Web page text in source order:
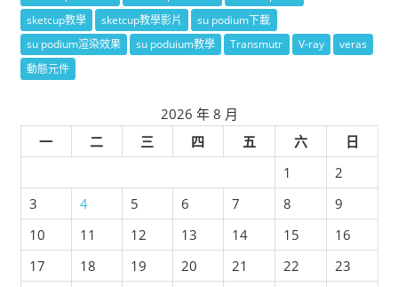
sketcup教學
sketcup教學影片
su podium下載
su podium渲染效果
su poduium教學 Transmutr V-ray
veras
動態元件
2026 年 8 月
一
二 三 四 五 六
日
1
2
3
4 5 6 7 8
9
10
11 12 13 14 15
16
17
18 19 20 21 22
23